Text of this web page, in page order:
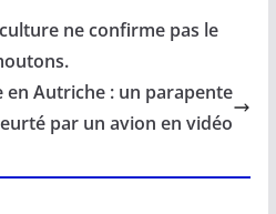
e
dI
n
y
n
k
g
ne confirme pas le
en Autriche : un parapente
par un avion en vidéo